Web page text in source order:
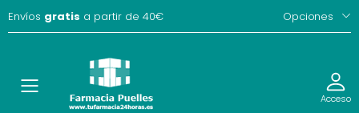
Envíos gratis a partir de 40€ Opciones
Toggle Acceso